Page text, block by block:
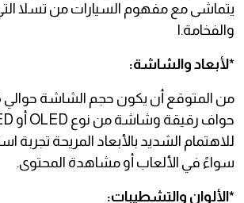
يتماشى مع مفهوم السيارات من تسلا
والفخامة.ا
*لأبعاد والشاشة:
للاهتمام الشديد بالأبعاد المريحة تجربة
سواءً في الألعاب أو مشاهدة المحتوى.
*الألوان والتشطيبات: